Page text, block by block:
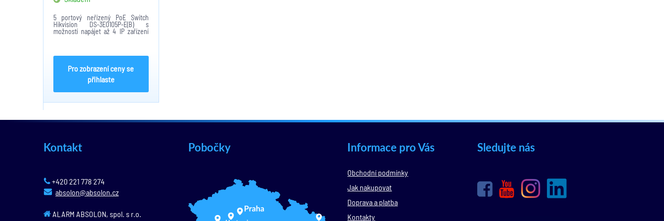
5 portový neřízený PoE Switch
Hikvision DS-3E0105P-E(B) s
možností napájet až 4 IP zařízení
současně do maximálního výkonu
10Mbps pro UTP...
Pro zobrazení ceny se
přihlaste
Kontakt
+420 221 778 274
absolon@absolon.cz
ALARM ABSOLON, spol. s r.o.
Pobočky Informace pro Vás
Obchodní podmínky
Jak nakupovat
Doprava a platba
Kontakty
Sledujte nás